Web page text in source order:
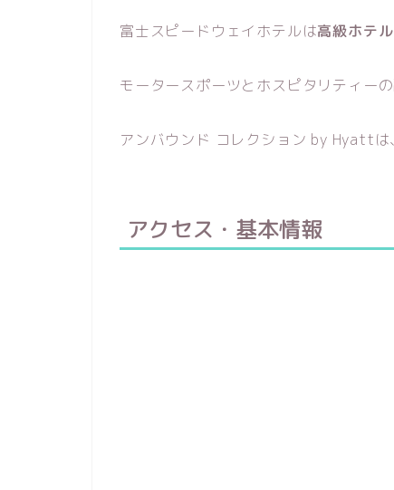
富士スピードウェイホテルは高級ホテ
モータースポーツとホスピタリティー
アンバウンド コレクション by Hyattは
アクセス・基本情報